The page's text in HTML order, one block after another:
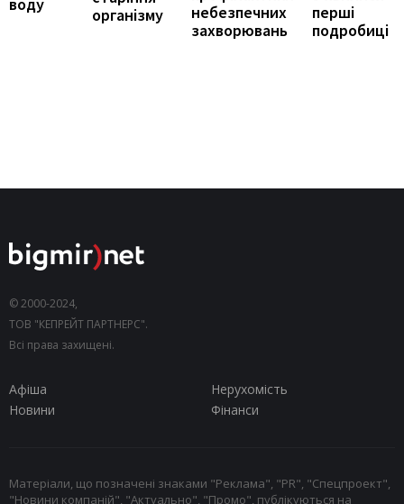
організму
небезпечних
захворювань
перші
подробиці
© 2000-2024,
ТОВ "КЕПРЕЙТ ПАРТНЕРС".
Всі права захищені.
Афіша
Нерухомість
Новини
Фінанси
Матеріали, що позначені знаками "Реклама", "PR", "Спецпроект",
"Новини компаній", "Актуально", "Промо", публікуються на